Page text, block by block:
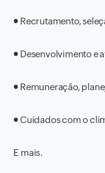
● Recrutamento,
● Desenvolvimento e
● Remuneração,
● Cuidados com o
E mais.